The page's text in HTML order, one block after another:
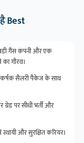
Best
गैस कंपनी और एक
गौरव।
सैलरी पैकेज के साथ
पर सीधी भर्ती और
और सुरक्षित करियर।